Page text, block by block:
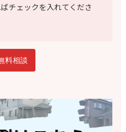
チェックを入れてくださ